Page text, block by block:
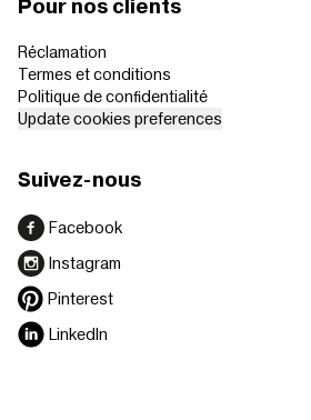
Pour nos clients
Réclamation
Termes et conditions
Politique de confidentialité
Update cookies preferences
Suivez-nous
Facebook
Instagram
Pinterest
LinkedIn